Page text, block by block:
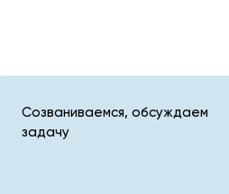
Созваниваемся, обсуждаем
задачу